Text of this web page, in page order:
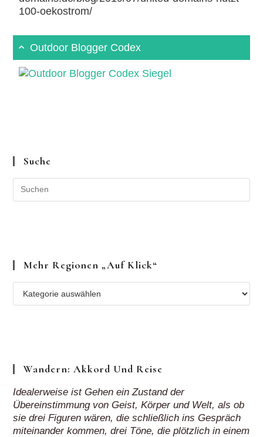
100-oekostrom/
Outdoor Blogger Codex
Suche
Mehr Regionen „auf Klick“
Regionen
Wandern: Akkord Und Reise
Idealerweise ist Gehen ein Zustand der
Übereinstimmung von Geist, Körper und Welt, als ob
sie drei Figuren wären, die schließlich ins Gespräch
miteinander kommen, drei Töne, die plötzlich in einem